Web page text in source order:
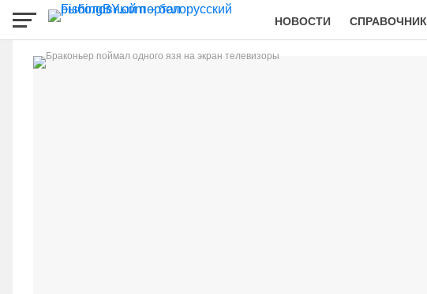
НОВОСТИ СПРАВОЧНИК